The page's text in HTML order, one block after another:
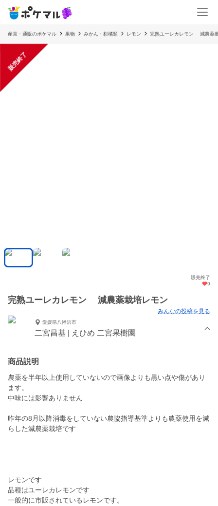
産直・通販のポケマル 果物 みかん・柑橘類 レモン 完熟ユーレカレモン 減農薬
販売終了
販売終了
9
完熟ユーレカレモン 減農薬栽培レモン
みんなの投稿を見る
愛媛県八幡浜市
二宮昌基 | えひめ 二宮果樹園
商品説明
農薬を半年以上使用していないので画像よりも黒い点や傷があり
ます。
中味には影響ありません
昨年の8月以降消毒をしていない農協指導基準よりも農薬使用を減
らした減農薬栽培です
レモンです
品種はユーレカレモンです
一般的に市販されているレモンです。